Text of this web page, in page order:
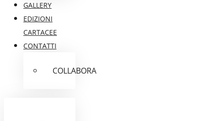
GALLERY
EDIZIONI
CARTACEE
CONTATTI
COLLABORA